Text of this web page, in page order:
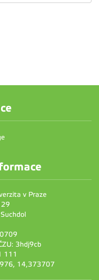
v Praze
3hdj9cb
111
14,373707